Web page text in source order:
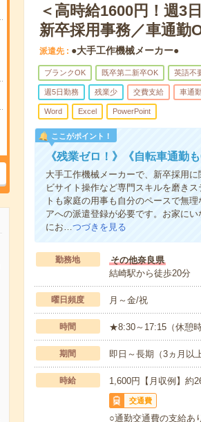
＜高時給1600円！週3
新卒採用事務／車通勤
派遣先 ●大手工作機械メーカー●
ブランクOK 既卒第二新卒OK 英語不
週5日勤務 残業少 交費支給 車通
Word Excel PowerPoint
ここがポイント！
《残業ゼロ！》《自転車通勤
大手工作機械メーカーで、新卒採用
ビサイト操作など専門スキルを磨き
トも家庭の用事も自分のペースで無
アへの派遣登録が必要です。お家に
にお…つづきを見る
勤務地
その他奈良県
結崎駅から徒歩20分
曜日頻度 月～金/祝
時間 ★8:30～17:15（休憩
期間 即日～長期（3ヵ月
時給 1,600円【月収例】約
交通費
○通勤交通費の支給あ